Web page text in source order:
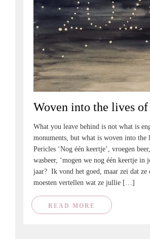
Woven into the lives of
What you leave behind is not what is
monuments, but what is woven into the
Pericles ‘Nog één keertje’, vroegen
wasbeer, ‘mogen we nog één keertje in
jaar? Ik vond het goed, maar zei dat ze
moesten vertellen wat ze jullie […]
READ MORE